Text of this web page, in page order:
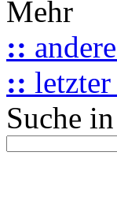
Mehr
::
::
Suche